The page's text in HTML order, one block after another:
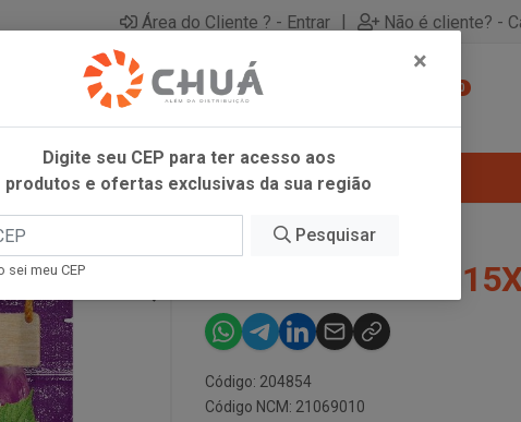
Área do Cliente ? - Entrar | Não é cliente? -
0
REFRESCO UVA
Código: 204854
Código NCM: 21069010
×
Digite seu CEP para ter acesso aos
produtos e ofertas exclusivas da sua região
Pesquisar
sei meu CEP